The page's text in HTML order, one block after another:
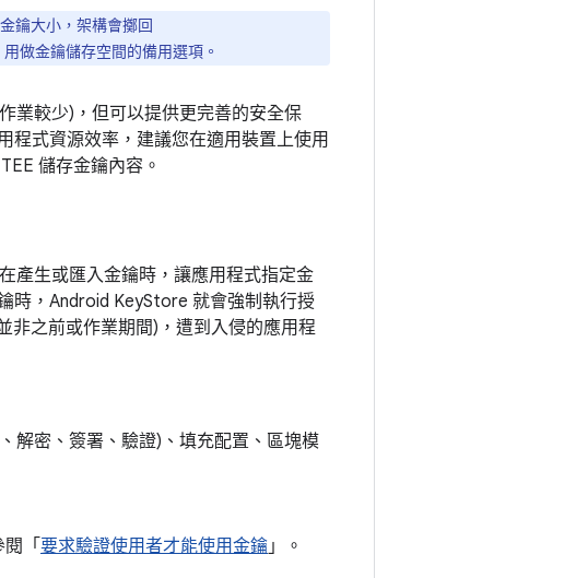
鑰大小，架構會擲回
做金鑰儲存空間的備用選項。
業較少)，但可以提供更完善的安全保
程式資源效率，建議您在適用裝置上使用
儲存金鑰內容。
產生或匯入金鑰時，讓應用程式指定金
時，Android KeyStore 就會強制執行授
非之前或作業期間)，遭到入侵的應用程
解密、簽署、驗證)、填充配置、區塊模
「要求驗證使用者才能使用金鑰 」。